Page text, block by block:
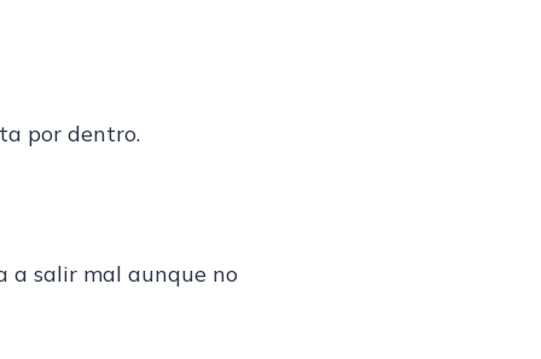
por dentro.
a salir mal aunque no